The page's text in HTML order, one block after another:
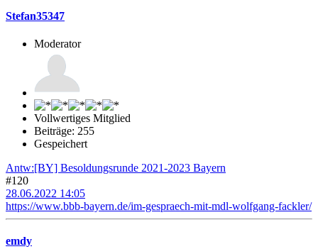
Stefan35347
Moderator
Vollwertiges Mitglied
Beiträge: 255
Gespeichert
Antw:[BY] Besoldungsrunde 2021-2023 Bayern
#120
28.06.2022 14:05
https://www.bbb-bayern.de/im-gespraech-mit-mdl-wolfgang-fackler/
emdy